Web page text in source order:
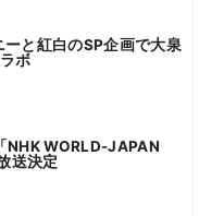
ーと紅白のSP企画で大泉
ボ
NHK WORLD-JAPAN
送決定